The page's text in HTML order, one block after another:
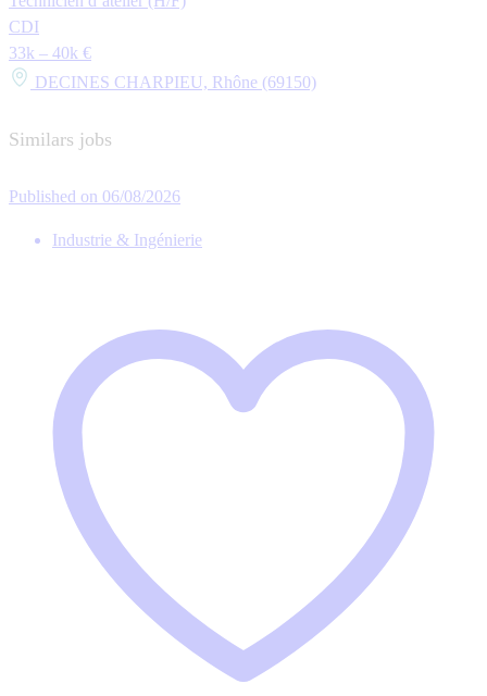
CDI
33k – 40k €
DECINES CHARPIEU, Rhône (69150)
Similars jobs
Published on 06/08/2026
Industrie & Ingénierie